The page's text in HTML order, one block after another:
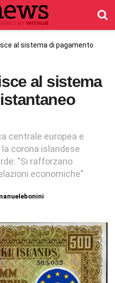
al sistema di pagamento
al sistema
centrale europea e
corona islandese
"Si rafforzano
economiche"